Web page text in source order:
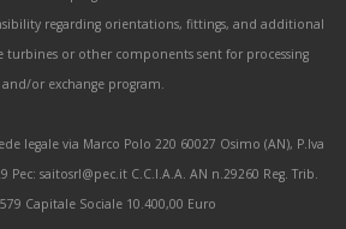
regarding orientations, fittings, and additional
or other components sent for processing
and/or exchange program.
legale via Marco Polo 220 60027 Osimo (AN), P.Iva
Pec: saitosrl@pec.it C.C.I.A.A. AN n.29260 Reg. Trib.
Capitale Sociale 10.400,00 Euro